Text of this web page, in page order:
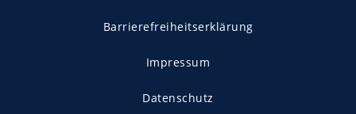
Barrierefreiheitserklärung
Impressum
Datenschutz